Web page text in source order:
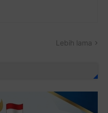
Lebih lama